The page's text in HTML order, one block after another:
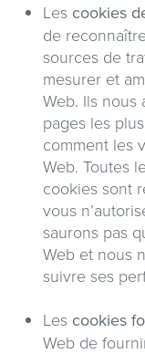
Les cookies
de
sources de
mesurer et
Web. Ils nous
pages les
comment les
Web. Toutes
cookies sont
vous
saurons pas
Web et nous
suivre ses
Les cookies
Web de